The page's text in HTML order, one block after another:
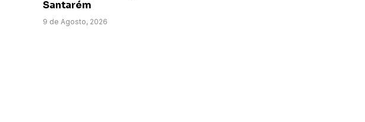
Santarém
9 de Agosto, 2026